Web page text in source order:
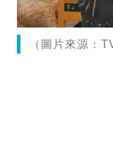
（圖片來源：